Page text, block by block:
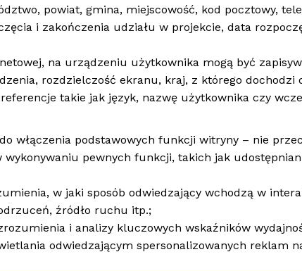
powiat, gmina, miejscowość, kod pocztowy,
i zakończenia udziału w projekcie, data
na urządzeniu użytkownika mogą być
rozdzielczość ekranu, kraj, z którego
takie jak język, nazwę użytkownika czy
włączenia podstawowych funkcji witryny – nie
pewnych funkcji, takich jak
w jaki sposób odwiedzający wchodzą w
źródło ruchu itp.;
i analizy kluczowych wskaźników
odwiedzającym spersonalizowanych